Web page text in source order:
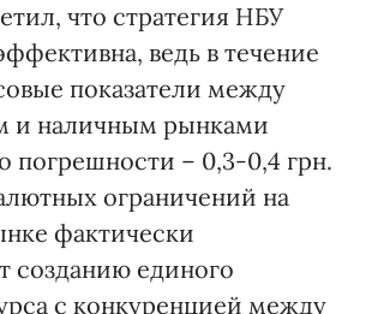
что стратегия НБУ
ведь в течение
показатели между
и наличным рынками
погрешности – 0,3-0,4 грн.
ограничений на
фактически
созданию единого
с конкуренцией между